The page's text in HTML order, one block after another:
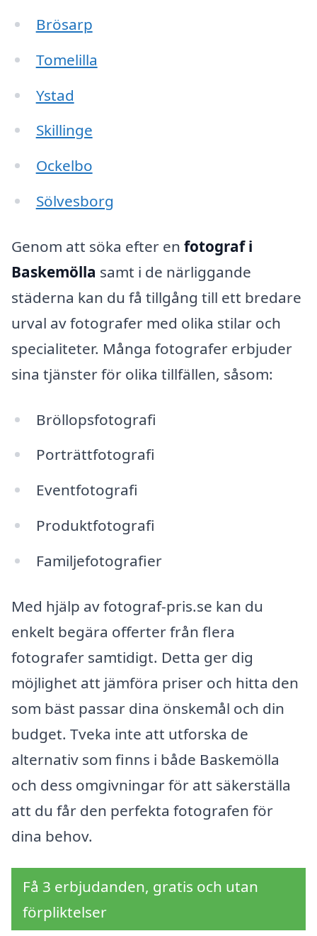
Brösarp
Tomelilla
Ystad
Skillinge
Ockelbo
Sölvesborg
Genom att söka efter en fotograf i
Baskemölla samt i de närliggande
städerna kan du få tillgång till ett bredare
urval av fotografer med olika stilar och
specialiteter. Många fotografer erbjuder
sina tjänster för olika tillfällen, såsom:
Bröllopsfotografi
Porträttfotografi
Eventfotografi
Produktfotografi
Familjefotografier
Med hjälp av fotograf-pris.se kan du
enkelt begära offerter från flera
fotografer samtidigt. Detta ger dig
möjlighet att jämföra priser och hitta den
som bäst passar dina önskemål och din
budget. Tveka inte att utforska de
alternativ som finns i både Baskemölla
och dess omgivningar för att säkerställa
att du får den perfekta fotografen för
dina behov.
Få 3 erbjudanden, gratis och utan
förpliktelser